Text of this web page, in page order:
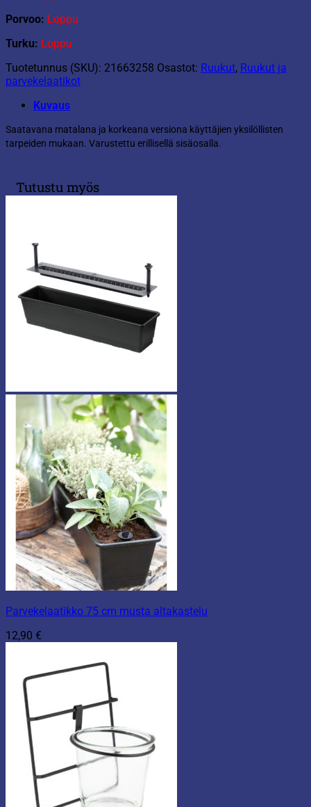
Porvoo: Loppu
Turku: Loppu
Tuotetunnus (SKU): 21663258 Osastot: Ruukut, Ruukut ja
parvekelaatikot
Kuvaus
Saatavana matalana ja korkeana versiona käyttäjien yksilöllisten
tarpeiden mukaan. Varustettu erillisellä sisäosalla.
Tutustu myös
Parvekelaatikko 75 cm musta altakastelu
12,90 €